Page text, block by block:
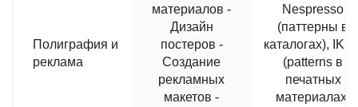
Полиграфия и
реклама
материалов -
Дизайн
постеров -
Создание
рекламных
макетов -
Nespresso
(паттерны в
каталогах),
(patterns в
печатных
материалах)